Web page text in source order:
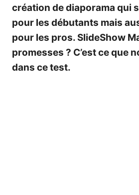
création de diaporama qui
pour les débutants mais
pour les pros. SlideShow
promesses ? C’est ce que
dans ce test.